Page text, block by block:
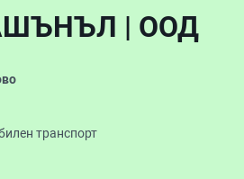
| ООД
транспорт